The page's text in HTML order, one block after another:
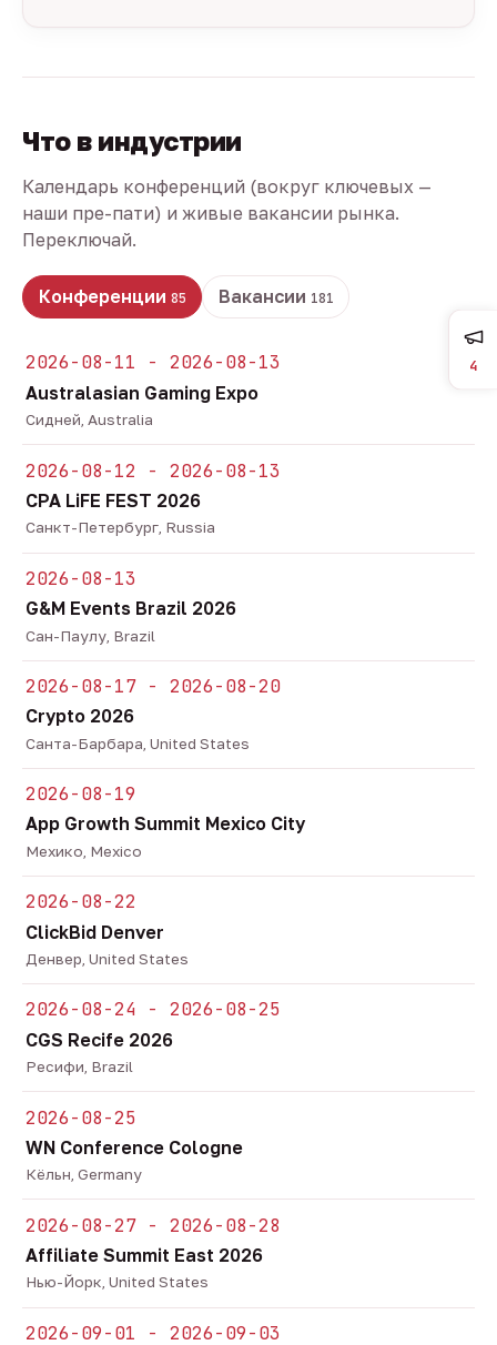
Что в индустрии
Календарь конференций (вокруг ключевых —
наши пре-пати) и живые вакансии рынка.
Переключай.
Конференции 85 Вакансии 181
2026-08-11 - 2026-08-13
Australasian Gaming Expo
Сидней, Australia
2026-08-12 - 2026-08-13
CPA LiFE FEST 2026
Санкт-Петербург, Russia
2026-08-13
G&M Events Brazil 2026
Сан-Паулу, Brazil
2026-08-17 - 2026-08-20
Crypto 2026
Санта-Барбара, United States
2026-08-19
App Growth Summit Mexico City
Мехико, Mexico
2026-08-22
ClickBid Denver
Денвер, United States
2026-08-24 - 2026-08-25
CGS Recife 2026
Ресифи, Brazil
2026-08-25
WN Conference Cologne
Кёльн, Germany
2026-08-27 - 2026-08-28
Affiliate Summit East 2026
Нью-Йорк, United States
2026-09-01 - 2026-09-03
4